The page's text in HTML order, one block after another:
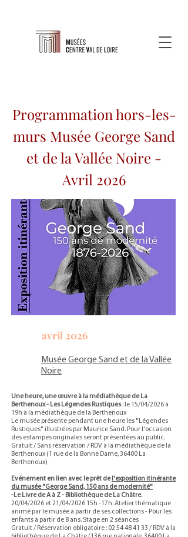
Programmation hors-les-
murs Musée George Sand
et de la Vallée Noire -
Avril 2026
avril 2026
Musée George Sand et de la Vallée
Noire
Une heure, une œuvre à la médiathèque de La
Berthenoux - Les Légendes Rustiques: le 15/04/2026 à
19h à la médiathèque de la Berthenoux
Le musée présente pendant une heure les "Légendes
Rustiques" illustrées par Maurice Sand. Pour l'occasion
des estampes originales seront présentées au public.
Gratuit / Sans réservation / RDV à la médiathèque de la
Berthenoux (1 rue de la Bonne Dame, 36400 La
Berthenoux)
Evénement en lien avec le prêt de l'exposition itinérante
du musée "George Sand, 150 ans de modernité"
-Le Livre de A à Z - Bibliothèque de La Châtre.
20/04/2026 et 21/04/2026 15h -17h. Atelier thématique
animé par le musée à partir de ses collections - Pour les
enfants à partir de 8 ans. Stage en 2 séances
Gratuit / Réservation obligatoire : 02 54 48 41 33 / RDV à la